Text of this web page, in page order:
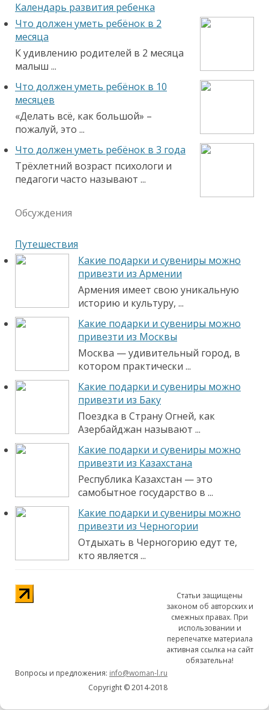
Календарь развития ребенка
Что должен уметь ребёнок в 2
месяца
К удивлению родителей в 2 месяца
малыш ...
Что должен уметь ребёнок в 10
месяцев
«Делать всё, как большой» –
пожалуй, это ...
Что должен уметь ребёнок в 3 года
Трёхлетний возраст психологи и
педагоги часто называют ...
Обсуждения
Путешествия
Какие подарки и сувениры можно
привезти из Армении
Армения имеет свою уникальную
историю и культуру, ...
Какие подарки и сувениры можно
привезти из Москвы
Москва — удивительный город, в
котором практически ...
Какие подарки и сувениры можно
привезти из Баку
Поездка в Страну Огней, как
Азербайджан называют ...
Какие подарки и сувениры можно
привезти из Казахстана
Республика Казахстан — это
самобытное государство в ...
Какие подарки и сувениры можно
привезти из Черногории
Отдыхать в Черногорию едут те,
кто является ...
Статьи защищены
законом об авторских и
смежных правах. При
использовании и
перепечатке материала
активная ссылка на сайт
обязательна!
Вопросы и предложения: info@woman-l.ru
Copyright © 2014-2018